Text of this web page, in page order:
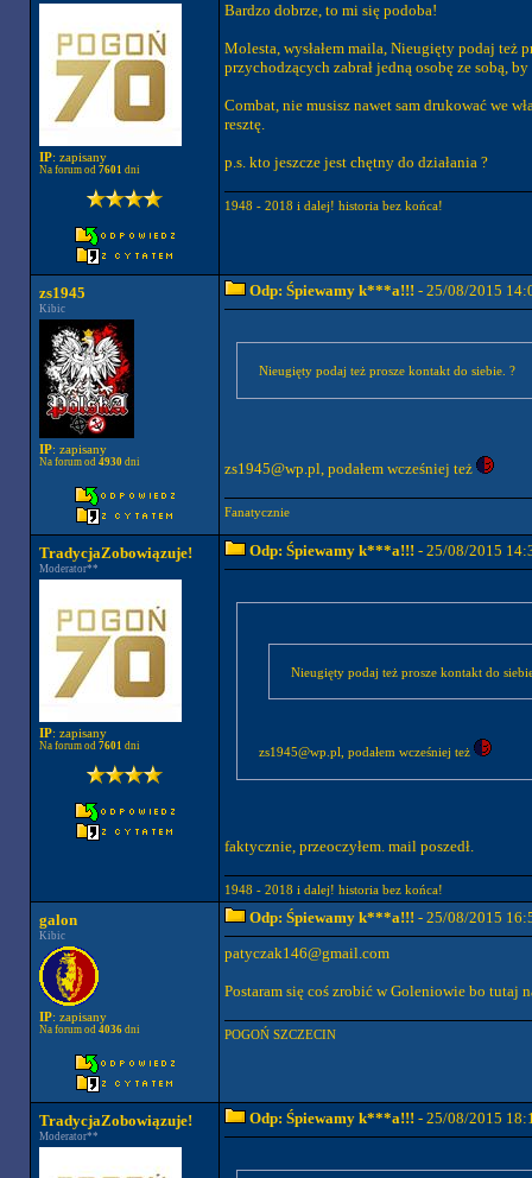
IP: zapisany
Na forum od 7601 dni
Bardzo dobrze, to mi się podoba!
Molesta, wysłałem maila, Nieugięty podaj też
przychodzących zabrał jedną osobę ze sobą,
Combat, nie musisz nawet sam drukować we
resztę.
p.s. kto jeszcze jest chętny do działania ?
1948 - 2018 i dalej! historia bez końca!
zs1945
Kibic
IP: zapisany
Na forum od 4930dni
Odp: Śpiewamy k***a!!! - 25/08/2015
Nieugięty podaj też prosze kontakt do siebie. ?
zs1945@wp.pl , podałem wcześniej też
Fanatycznie
TradycjaZobowiązuje!
Moderator**
IP: zapisany
Na forum od 7601 dni
Odp: Śpiewamy k***a!!! - 25/08/2015
Nieugięty podaj też prosze kontakt do
zs1945@wp.pl, podałem wcześniej też
faktycznie, przeoczyłem. mail poszedł.
1948 - 2018 i dalej! historia bez końca!
galon
Kibic
IP: zapisany
Na forum od 4036dni
Odp: Śpiewamy k***a!!! - 25/08/2015
patyczak146@gmail.com
Postaram się coś zrobić w Goleniowie bo tutaj
POGOŃ SZCZECIN
TradycjaZobowiązuje!
Moderator**
Odp: Śpiewamy k***a!!! - 25/08/2015